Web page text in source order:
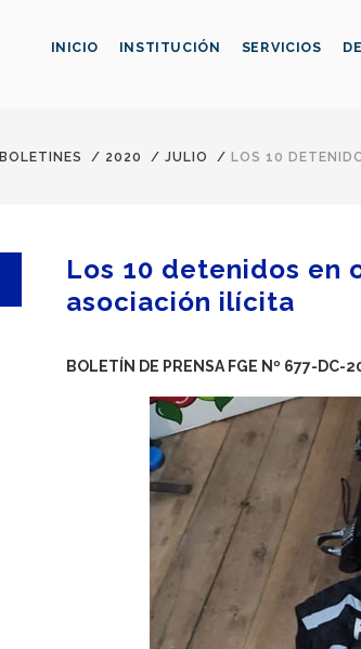
INICIO INSTITUCIÓN SERVICIOS
BOLETINES / 2020 / JULIO / LOS 10
Los 10 detenidos en
asociación ilícita
BOLETÍN DE PRENSA FGE Nº 677-DC-